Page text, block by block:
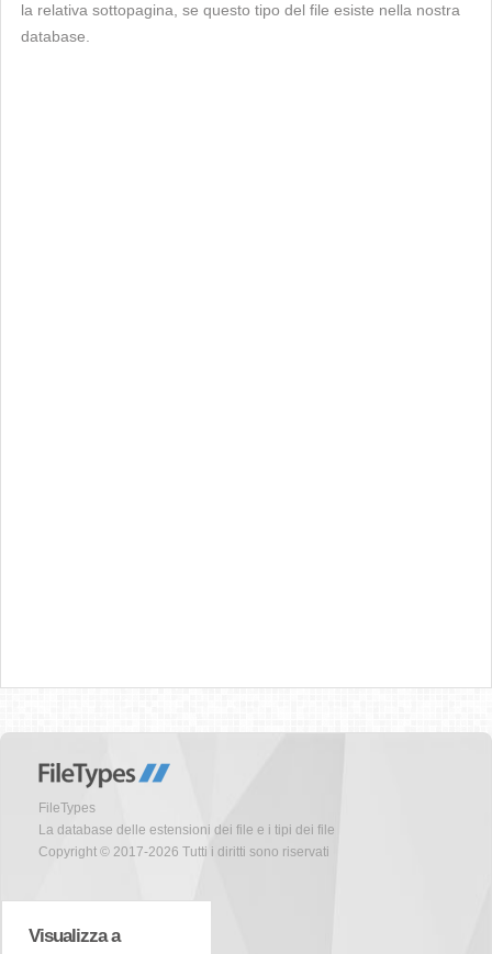
la relativa sottopagina, se questo tipo del file esiste nella nostra
database.
FileTypes
La database delle estensioni dei file e i tipi dei file
Copyright © 2017-2026 Tutti i diritti sono riservati
Visualizza a